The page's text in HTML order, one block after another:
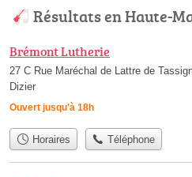
Résultats en Haute-
Brémont Lutherie
27 C Rue Maréchal de Lattre de
Dizier
Ouvert jusqu'à 18h
Horaires Téléphone